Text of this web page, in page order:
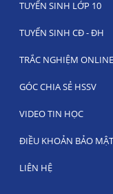
TUYỂN SINH LỚP 10
TUYỂN SINH CĐ - ĐH
TRẮC NGHIỆM ONLINE
GÓC CHIA SẺ HSSV
VIDEO TIN HỌC
ĐIỀU KHOẢN BẢO MẬT
LIÊN HỆ